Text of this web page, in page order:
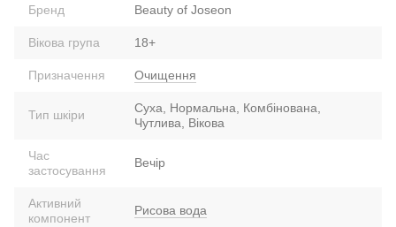
Бренд Beauty of Joseon
Вікова група 18+
Призначення Очищення
Тип шкіри
Суха, Нормальна, Комбінована,
Чутлива, Вікова
Час
застосування
Вечір
Активний
компонент
Рисова вода